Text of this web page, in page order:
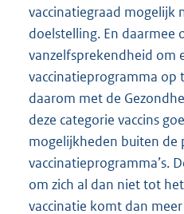
vaccinatiegraad mogelijk
doelstelling. En daarmee
vanzelfsprekendheid om
vaccinatieprogramma op
daarom met de
deze categorie vaccins
mogelijkheden buiten de
vaccinatieprogramma’s.
om zich al dan niet tot
vaccinatie komt dan